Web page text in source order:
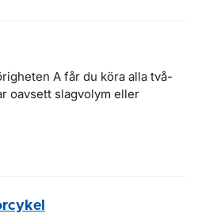
A får du köra alla två-
oavsett slagvolym eller